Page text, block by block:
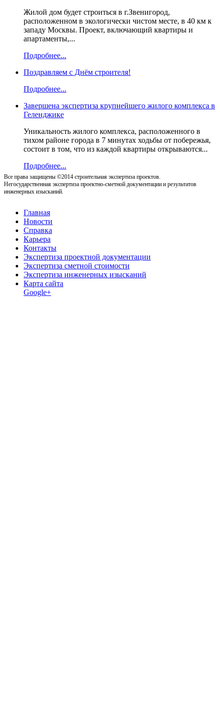
Жилой дом будет строиться в г.Звенигород,
расположенном в экологически чистом месте, в 40 км к
западу Москвы. Проект, включающий квартиры и
апартаменты,...
Подробнее...
Поздравляем с Днём строителя!
Подробнее...
Завершена экспертиза крупнейшего жилого комплекса в
Геленджике
Уникальность жилого комплекса, расположенного в
тихом районе города в 7 минутах ходьбы от побережья,
состоит в том, что из каждой квартиры открываются...
Подробнее...
Все права защищены ©2014 строительная экспертиза проектов.
Негосударственная экспертиза проектно-сметной документации и результатов
инженерных изысканий.
Главная
Новости
Справка
Карьера
Контакты
Экспертиза проектной документации
Экспертиза сметной стоимости
Экспертиза инженерных изысканий
Карта сайта
Google+